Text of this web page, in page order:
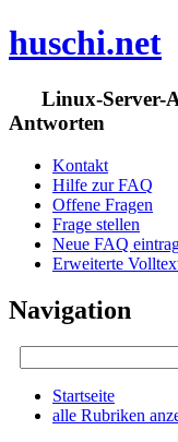
huschi.net
Linux-Server-
Antworten
Kontakt
Hilfe zur FAQ
Offene Fragen
Frage stellen
Neue FAQ
Erweiterte
Navigation
Startseite
alle Rubriken